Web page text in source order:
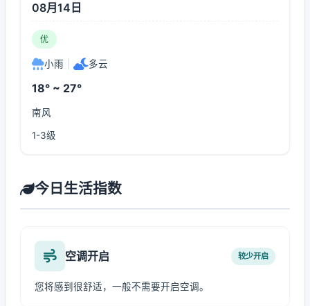
08月14日
优
小雨 多云
18° ~ 27°
南风
1-3级
今日生活指数
空调开启 较少开启
您将感到很舒适，一般不需要开启空调。